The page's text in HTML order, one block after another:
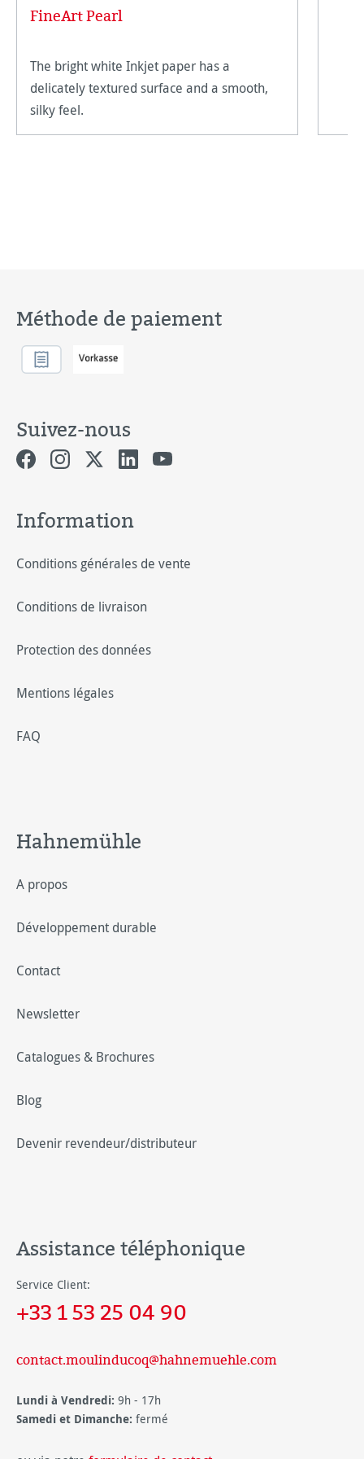
FineArt Pearl
The bright white Inkjet paper has a
delicately textured surface and a smooth,
silky feel.
Méthode de paiement
Suivez-nous
Information
Conditions générales de vente
Conditions de livraison
Protection des données
Mentions légales
FAQ
Hahnemühle
A propos
Développement durable
Contact
Newsletter
Catalogues & Brochures
Blog
Devenir revendeur/distributeur
Assistance téléphonique
Service Client:
+33 1 53 25 04 90
contact.moulinducoq@hahnemuehle.com
Lundi à Vendredi: 9h - 17h
Samedi et Dimanche: fermé